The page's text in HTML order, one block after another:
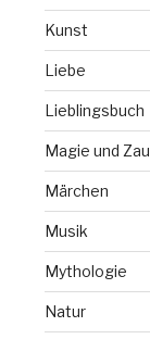
Kunst
Liebe
Lieblingsbuch
Magie und
Märchen
Musik
Mythologie
Natur